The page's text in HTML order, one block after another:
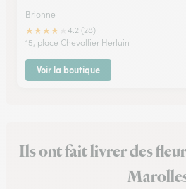
Brionne
★★★★
4.2 (28)
15, place Chevallier Herluin
Voir la boutique
Ils ont fait livrer des